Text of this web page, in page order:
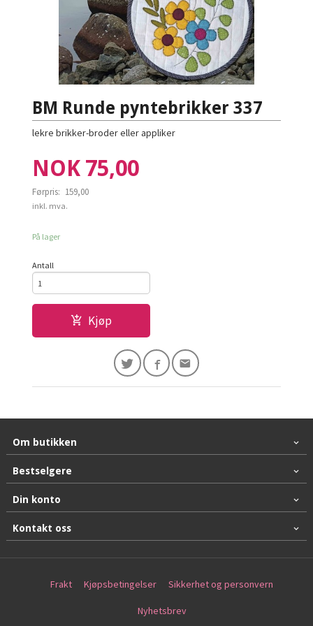
BM Runde pyntebrikker 337
lekre brikker-broder eller appliker
Tilbud
NOK 75,00
Førpris: 159,00
Rabatt
inkl. mva.
På lager
Antall
Kjøp
Om butikken
Bestselgere
Din konto
Kontakt oss
Frakt Kjøpsbetingelser Sikkerhet og personvern
Nyhetsbrev